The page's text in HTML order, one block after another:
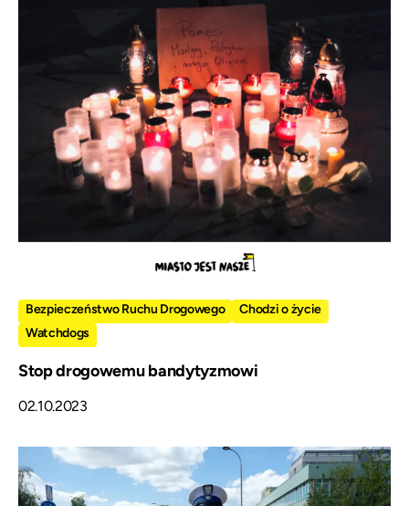
Bezpieczeństwo Ruchu Drogowego
Chodzi o życie
Watchdogs
Stop drogowemu bandytyzmowi
02.10.2023